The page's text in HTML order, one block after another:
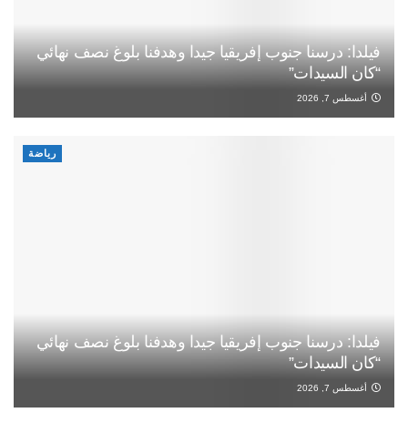
فيلدا: درسنا جنوب إفريقيا جيدا وهدفنا بلوغ نصف نهائي
“كان السيدات”
أغسطس 7, 2026
رياضة
فيلدا: درسنا جنوب إفريقيا جيدا وهدفنا بلوغ نصف نهائي
“كان السيدات”
أغسطس 7, 2026